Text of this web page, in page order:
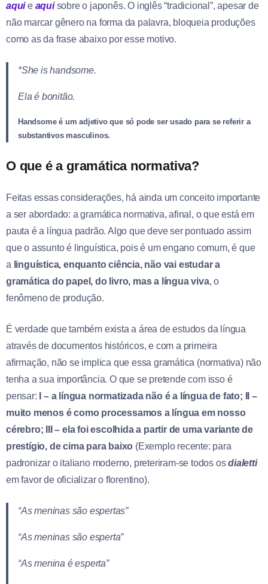
aquie aquisobre o japonês. O inglês “tradicional”, apesar de
não marcar gênero na forma da palavra, bloqueia produções
como as da frase abaixo por esse motivo.
*She is handsome.
Ela é bonitão.
Handsome é um adjetivo que só pode ser usado para se referir a
substantivos masculinos.
O que é a gramática normativa?
Feitas essas considerações, há ainda um conceito importante
a ser abordado: a gramática normativa, afinal, o que está em
pauta é a língua padrão. Algo que deve ser pontuado assim
que o assunto é linguística, pois é um engano comum, é que
a linguística, enquanto ciência, não vai estudar a
gramática do papel, do livro, mas a língua viva, o
fenômeno de produção.
É verdade que também exista a área de estudos da língua
através de documentos históricos, e com a primeira
afirmação, não se implica que essa gramática (normativa) não
tenha a sua importância. O que se pretende com isso é
pensar:
I – a língua normatizada não é a língua de fato; II –
muito menos é como processamos a língua em nosso
cérebro; III – ela foi escolhida a partir de uma variante de
prestígio, de cima para baixo (Exemplo recente: para
padronizar o italiano moderno, preteriram-se todos osdialetti
em favor de oficializar o florentino).
“As meninas são espertas”
“As meninas são esperta”
“As menina é esperta”